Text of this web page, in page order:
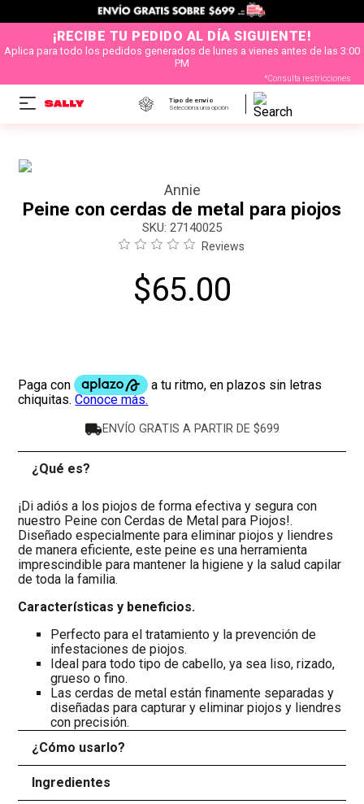
¡RECIBE TU PEDIDO AL DÍA SIGUIENTE!
Aplica para todo los pedidos generados de lunes a vienes antes de las 3:00
PM
*Consulta restricciones
Tipo de envío
Selecciona una opción
Annie
Peine con cerdas de metal para piojos
: 27140025
Reviews
$65.00
ENVÍO GRATIS A PARTIR DE $699
¿Qué es?
¡Di adiós a los piojos de forma efectiva y segura con
nuestro Peine con Cerdas de Metal para Piojos!.
Diseñado especialmente para eliminar piojos y liendres
de manera eficiente, este peine es una herramienta
imprescindible para mantener la higiene y la salud capilar
de toda la familia.
Características y beneficios.
Perfecto para el tratamiento y la prevención de
infestaciones de piojos.
Ideal para todo tipo de cabello, ya sea liso, rizado,
grueso o fino.
Las cerdas de metal están finamente separadas y
diseñadas para capturar y eliminar piojos y liendres
con precisión.
¿Cómo usarlo?
Ingredientes